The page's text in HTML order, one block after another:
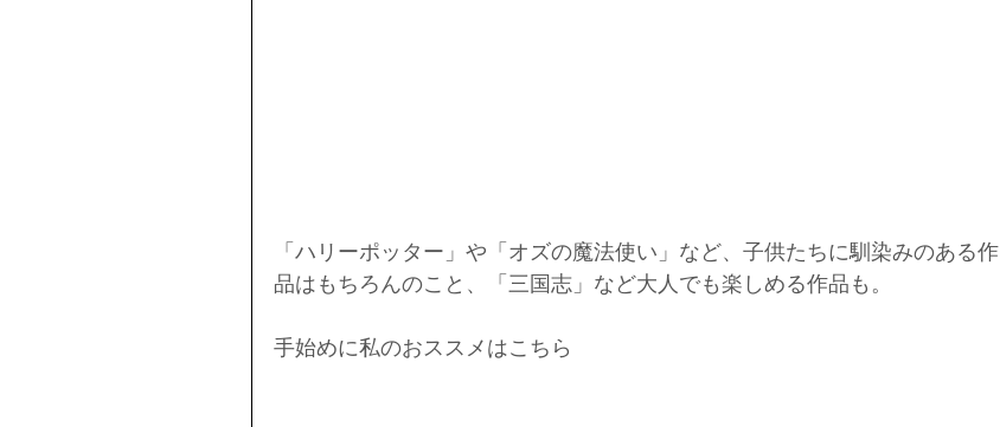
「ハリーポッター」や「オズの魔法使い」など、子供たちに馴染みのある作
品はもちろんのこと、「三国志」など大人でも楽しめる作品も。
手始めに私のおススメはこちら